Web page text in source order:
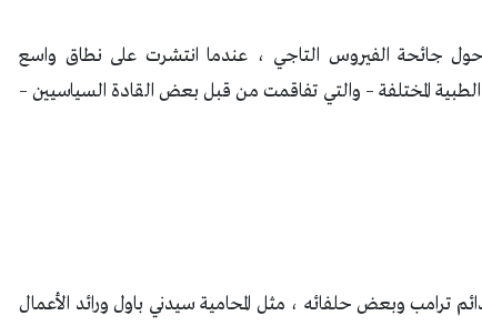
جائحة الفيروس التاجي ، عندما انتشرت على نطاق واسع
المختلفة – والتي تفاقمت من قبل بعض القادة السياسيين –
حظرت تويتر بشكل دائم ترامب وبعض حلفائه ، مثل المحامية سيدني باول ورائد الأعمال